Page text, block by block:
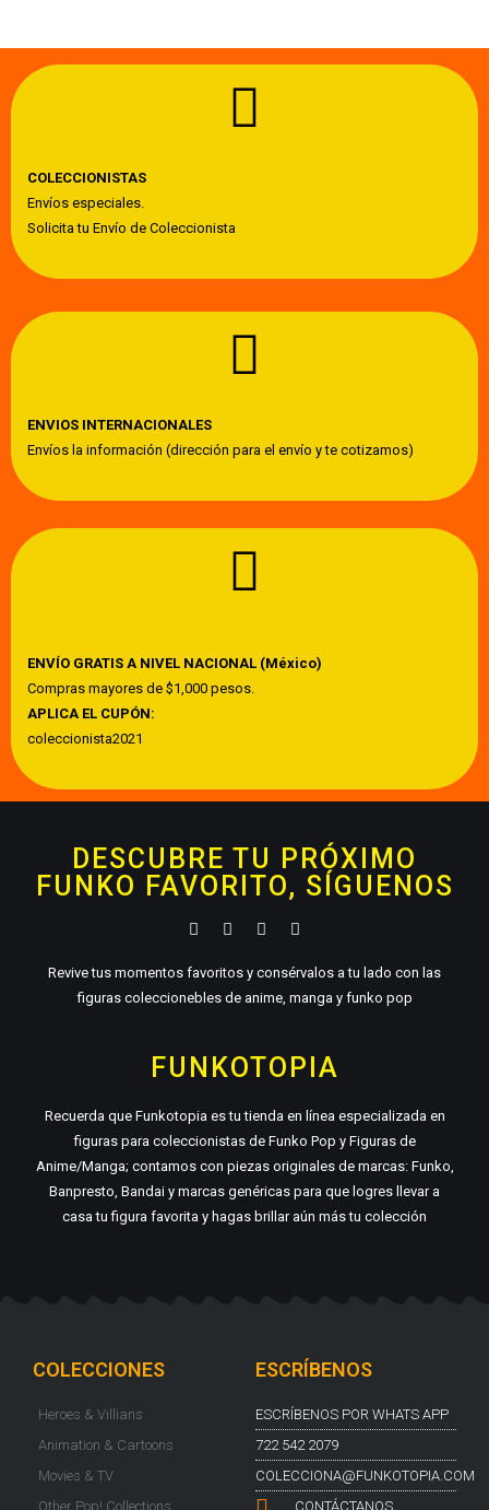
COLECCIONISTAS
Envíos especiales.
Solicita tu Envío de Coleccionista
ENVIOS INTERNACIONALES
Envíos la información (dirección para el envío y te cotizamos)
ENVÍO GRATIS A NIVEL NACIONAL (México)
Compras mayores de $1,000 pesos.
APLICA EL CUPÓN:
coleccionista2021
DESCUBRE TU PRÓXIMO
FUNKO FAVORITO, SÍGUENOS
Revive tus momentos favoritos y consérvalos a tu lado con las
figuras coleccionebles de anime, manga y funko pop
FUNKOTOPIA
Recuerda que Funkotopia es tu tienda en línea especializada en
figuras para coleccionistas de Funko Pop y Figuras de
Anime/Manga; contamos con piezas originales de marcas: Funko,
Banpresto, Bandai y marcas genéricas para que logres llevar a
casa tu figura favorita y hagas brillar aún más tu colección
COLECCIONES
Heroes & Villians
Animation & Cartoons
Movies & TV
Other Pop! Collections
ESCRÍBENOS
ESCRÍBENOS POR WHATS APP
722 542 2079
COLECCIONA@FUNKOTOPIA.COM
CONTÁCTANOS